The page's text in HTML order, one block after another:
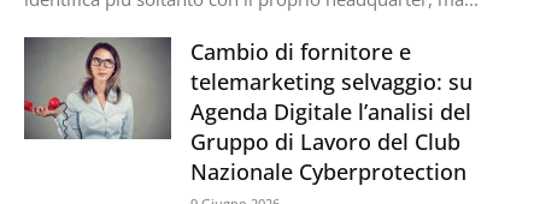
Cambio di fornitore e
telemarketing selvaggio: su
Agenda Digitale l’analisi del
Gruppo di Lavoro del Club
Nazionale Cyberprotection